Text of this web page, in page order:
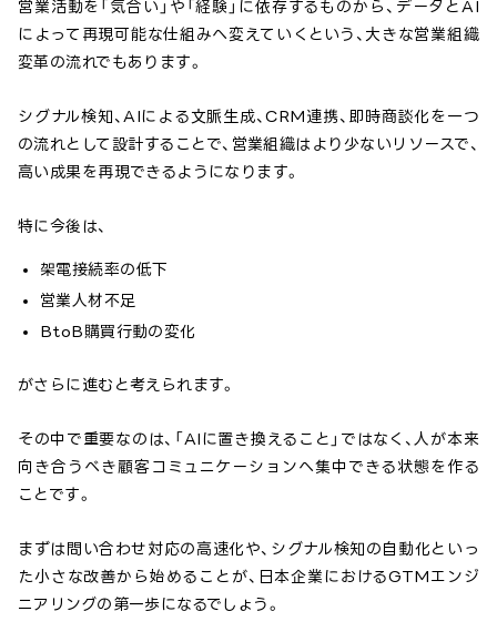
営業活動を「気合い」や「経験」に依存するものから、データとAI
によって再現可能な仕組みへ変えていくという、大きな営業組織
変革の流れでもあります。
シグナル検知、AIによる文脈生成、CRM連携、即時商談化を一つ
の流れとして設計することで、営業組織はより少ないリソースで、
高い成果を再現できるようになります。
特に今後は、
架電接続率の低下
営業人材不足
BtoB購買行動の変化
がさらに進むと考えられます。
その中で重要なのは、「AIに置き換えること」ではなく、人が本来
向き合うべき顧客コミュニケーションへ集中できる状態を作る
ことです。
まずは問い合わせ対応の高速化や、シグナル検知の自動化といっ
た小さな改善から始めることが、日本企業におけるGTMエンジ
ニアリングの第一歩になるでしょう。